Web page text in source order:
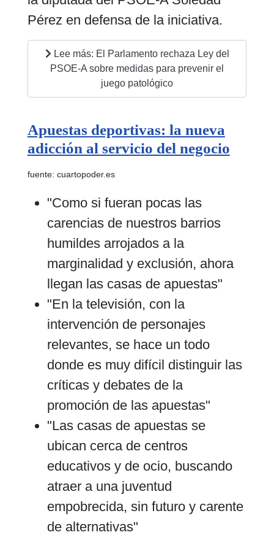
Pérez en defensa de la iniciativa.
Lee más: El Parlamento rechaza Ley del
PSOE-A sobre medidas para prevenir el
juego patológico
Apuestas deportivas: la nueva
adicción al servicio del negocio
fuente: cuartopoder.es
"Como si fueran pocas las
carencias de nuestros barrios
humildes arrojados a la
marginalidad y exclusión, ahora
llegan las casas de apuestas"
"En la televisión, con la
intervención de personajes
relevantes, se hace un todo
donde es muy difícil distinguir las
críticas y debates de la
promoción de las apuestas"
"Las casas de apuestas se
ubican cerca de centros
educativos y de ocio, buscando
atraer a una juventud
empobrecida, sin futuro y carente
de alternativas"